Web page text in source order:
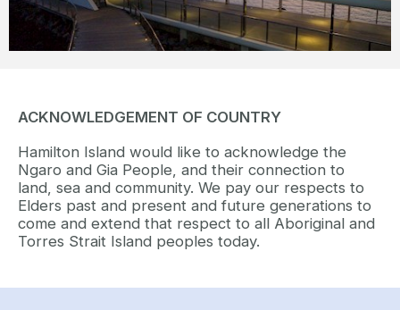
ACKNOWLEDGEMENT OF COUNTRY
Hamilton Island would like to acknowledge the
Ngaro and Gia People, and their connection to
land, sea and community. We pay our respects to
Elders past and present and future generations to
come and extend that respect to all Aboriginal and
Torres Strait Island peoples today.